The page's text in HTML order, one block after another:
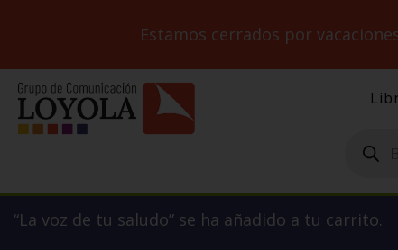
Estamos cerrados por
productos
“La voz de tu saludo” se ha añadido a tu carrito.